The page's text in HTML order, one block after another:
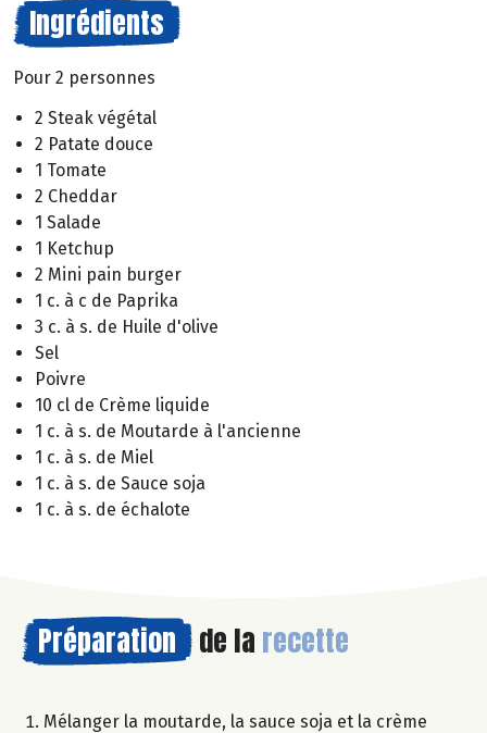
Ingrédients
Pour 2 personnes
2 Steak végétal
2 Patate douce
1 Tomate
2 Cheddar
1 Salade
1 Ketchup
2 Mini pain burger
1 c. à c de Paprika
3 c. à s. de Huile d'olive
Sel
Poivre
10 cl de Crème liquide
1 c. à s. de Moutarde à l'ancienne
1 c. à s. de Miel
1 c. à s. de Sauce soja
1 c. à s. de échalote
Préparation de la recette
Mélanger la moutarde, la sauce soja et la crème